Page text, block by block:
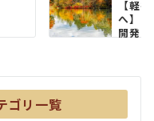
【軽
へ】
開発
ゴリ一覧